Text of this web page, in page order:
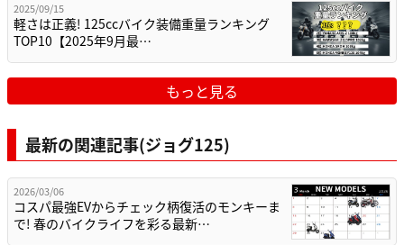
2025/09/15
軽さは正義! 125ccバイク装備重量ランキング
TOP10【2025年9月最…
もっと見る
最新の関連記事(ジョグ125)
2026/03/06
コスパ最強EVからチェック柄復活のモンキーま
で! 春のバイクライフを彩る最新…